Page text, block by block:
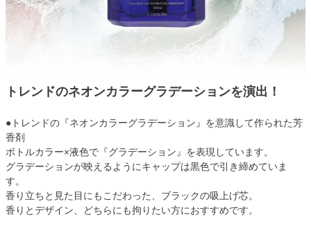
トレンドのネオンカラーグラデーションを演出！
●トレンドの『ネオンカラーグラデーション』を意識して作られた芳
香剤
ボトルカラー×液色で『グラデーション』を表現しています。
グラデーションが映えるようにキャップは黒色で引き締めていま
す。
香り立ちと見た目にもこだわった、ブラックの吸上げ芯。
香りとデザイン、どちらにも拘りたい方におすすめです。